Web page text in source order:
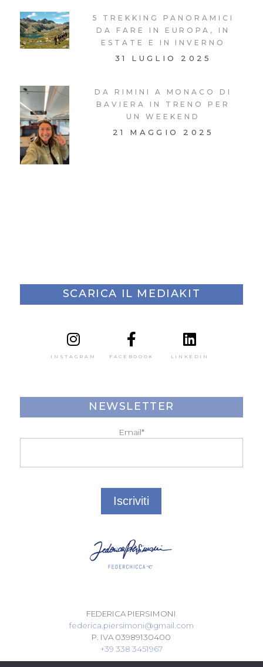
5 TREKKING PANORAMICI
DA FARE IN EUROPA, IN
ESTATE E IN INVERNO
31 LUGLIO 2025
DA RIMINI A MONACO DI
BAVIERA IN TRENO PER
UN WEEKEND
21 MAGGIO 2025
FEDERICA PIERSIMONI
federica.piersimoni@gmail.com
P. IVA 03989130400
+39 338 3451967
SCARICA IL MEDIAKIT
INSTAGRAM FACEBOOOK LINKEDIN
NEWSLETTER
Email*